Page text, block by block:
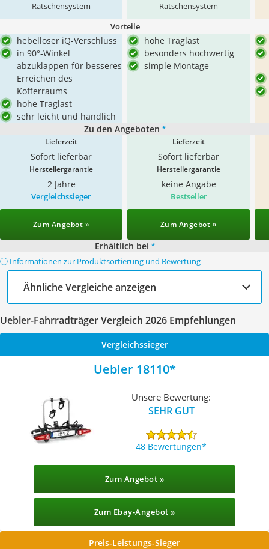
Ratschensystem
Ratschensystem
Vorteile
hebelloser iQ-Verschluss
in 90°-Winkel
abzuklappen für besseres
Erreichen des
Kofferraums
hohe Traglast
sehr leicht und handlich
hohe Traglast
besonders hochwertig
simple Montage
Zu den Angeboten *
Lieferzeit
Sofort lieferbar
Lieferzeit
Sofort lieferbar
Herstellergarantie
2 Jahre
Herstellergarantie
keine Angabe
Vergleichssieger
Zum Angebot »
Bestseller
Zum Angebot »
Erhältlich bei *
ⓘ Informationen zur Produktsortierung und Bewertung
Ähnliche Vergleiche anzeigen
Uebler-Fahrradträger Vergleich 2026 Empfehlungen
Vergleichssieger
Uebler 18110
Unsere Bewertung:
SEHR GUT
48 Bewertungen
Zum Angebot »
Zum Ebay-Angebot »
Preis-Leistungs-Sieger